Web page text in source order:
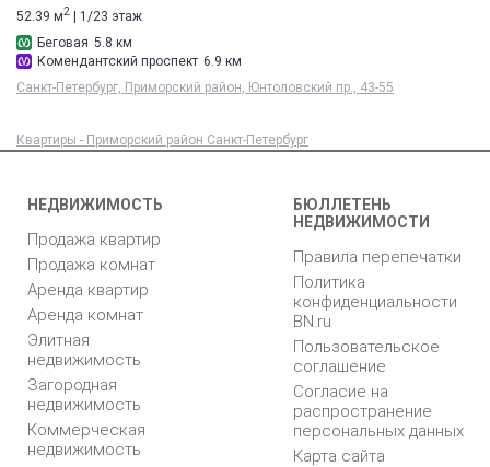
52.39 м2 | 1/23 этаж
Беговая 5.8 км
Комендантский проспект 6.9 км
Санкт-Петербург, Приморский район, Юнтоловский пр., 43-55
Квартиры - Приморский район Санкт-Петербург
НЕДВИЖИМОСТЬ
Продажа квартир
Продажа комнат
Аренда квартир
Аренда комнат
Элитная
недвижимость
Загородная
недвижимость
Коммерческая
недвижимость
БЮЛЛЕТЕНЬ
НЕДВИЖИМОСТИ
Правила перепечатки
Политика
конфиденциальности
BN.ru
Пользовательское
соглашение
Согласие на
распространение
персональных данных
Карта сайта